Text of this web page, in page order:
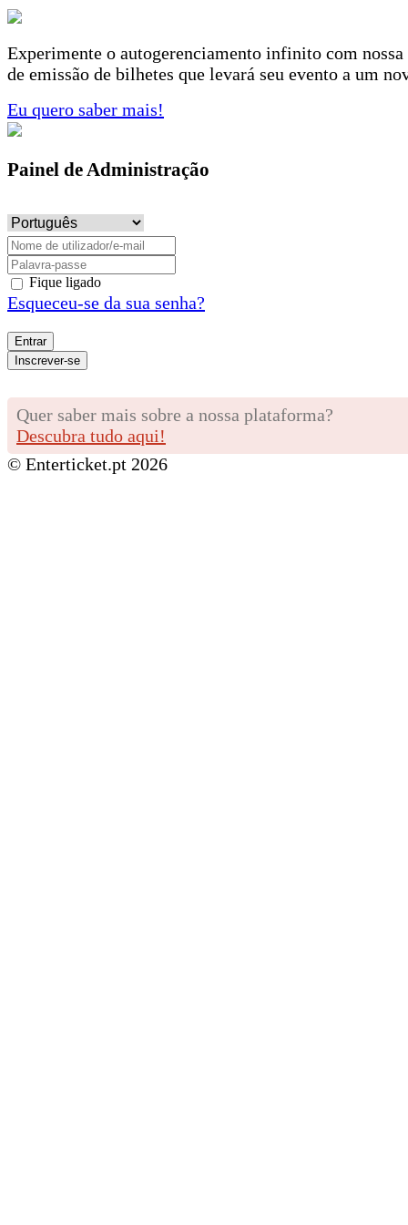
Experimente o autogerenciamento infinito com
de emissão de bilhetes que levará seu evento a um
Eu quero saber mais!
Painel de Administração
Fique ligado
Esqueceu-se da sua senha?
Entrar
Inscrever-se
Quer saber mais sobre a nossa plataforma?
Descubra tudo aqui!
© Enterticket.pt 2026